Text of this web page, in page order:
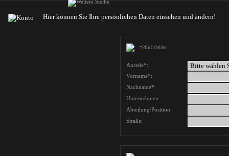
Hier können Sie Ihre persönlichen Daten einsehen und ändern!
*Pflichtfelder
Anrede*:
Vorname*:
Nachname*:
Unternehmen:
Abteilung/Position:
Straße: